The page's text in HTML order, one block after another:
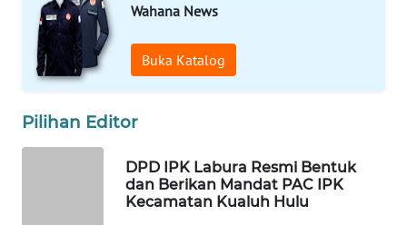
Wahana News
Buka Katalog
Pilihan Editor
DPD IPK Labura Resmi Bentuk
dan Berikan Mandat PAC IPK
Kecamatan Kualuh Hulu
WAHANA
PERSONA
WAHANA
OTOMOTIF